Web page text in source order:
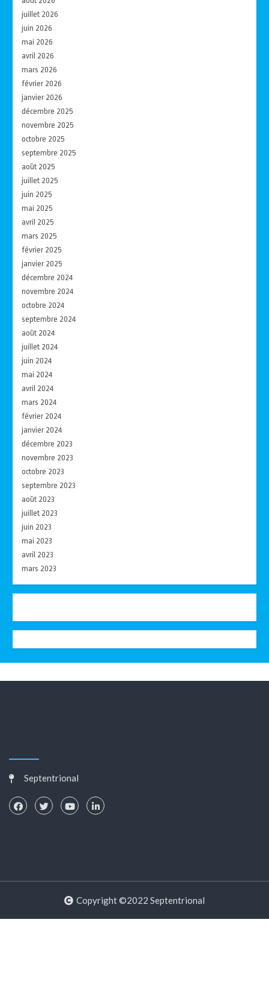
juillet 2026
juin 2026
mai 2026
avril 2026
mars 2026
février 2026
janvier 2026
décembre 2025
novembre 2025
octobre 2025
septembre 2025
août 2025
juillet 2025
juin 2025
mai 2025
avril 2025
mars 2025
février 2025
janvier 2025
décembre 2024
novembre 2024
octobre 2024
septembre 2024
août 2024
juillet 2024
juin 2024
mai 2024
avril 2024
mars 2024
février 2024
janvier 2024
décembre 2023
novembre 2023
octobre 2023
septembre 2023
août 2023
juillet 2023
juin 2023
mai 2023
avril 2023
mars 2023
Septentrional
Copyright ©2022 Septentrional